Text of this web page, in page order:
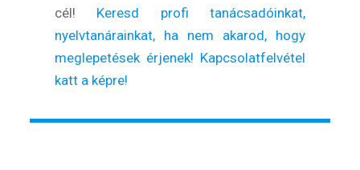
cél! Keresd profi tanácsadóinkat,
nyelvtanárainkat, ha nem akarod, hogy
meglepetések érjenek! Kapcsolatfelvétel
katt a képre!